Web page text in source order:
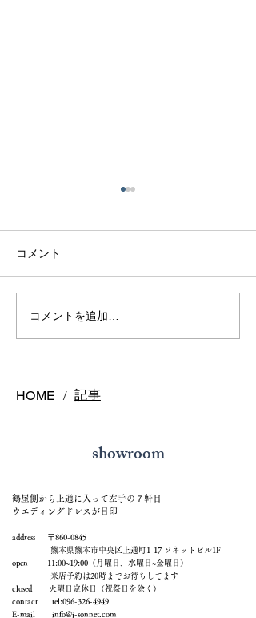
アクアマリンリング
コメント
コメントを追加…
HOME / 記事
showroom
鶴屋側から上通に入って左手の７軒目
ウエディングドレスが目印
address 〒860-0845
熊本県熊本市中央区上通町1-17 ソネットビル1F
open 11:00~19:00（月曜日、水曜日~金曜日）
来店予約は20時までお待ちしてます
closed 火曜日定休日（祝祭日を除く）
contact tel:096-326-4949
E-mail info@j-sonnet.com